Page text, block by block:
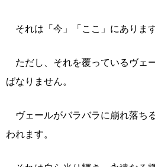
それは「今」「ここ」にあります
ただし、それを覆っているヴェ
ばなりません。
ヴェールがバラバラに崩れ落ち
われます。